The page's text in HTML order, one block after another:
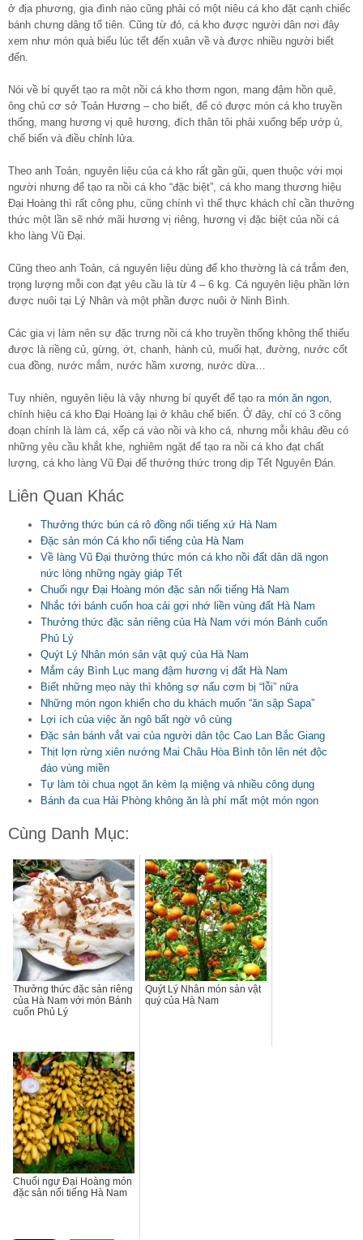
ở địa phương, gia đình nào cũng phải có một niêu cá kho đặt cạnh chiếc
bánh chưng dâng tổ tiên. Cũng từ đó, cá kho được người dân nơi đây
xem như món quà biếu lúc tết đến xuân về và được nhiều người biết
đến.
Nói về bí quyết tạo ra một nồi cá kho thơm ngon, mang đậm hồn quê,
ông chủ cơ sở Toản Hương – cho biết, để có được món cá kho truyền
thống, mang hương vị quê hương, đích thân tôi phải xuống bếp ướp ủ,
chế biến và điều chỉnh lửa.
Theo anh Toản, nguyên liệu của cá kho rất gần gũi, quen thuộc với mọi
người nhưng để tạo ra nồi cá kho “đặc biệt”, cá kho mang thương hiệu
Đại Hoàng thì rất công phu, cũng chính vì thế thực khách chỉ cần thưởng
thức một lần sẽ nhớ mãi hương vị riêng, hương vị đặc biệt của nồi cá
kho làng Vũ Đại.
Cũng theo anh Toản, cá nguyên liệu dùng để kho thường là cá trắm đen,
trọng lượng mỗi con đạt yêu cầu là từ 4 – 6 kg. Cá nguyên liệu phần lớn
được nuôi tại Lý Nhân và một phần được nuôi ở Ninh Bình.
Các gia vị làm nên sự đặc trưng nồi cá kho truyền thống không thể thiếu
được là riềng củ, gừng, ớt, chanh, hành củ, muối hạt, đường, nước cốt
cua đồng, nước mắm, nước hầm xương, nước dừa…
Tuy nhiên, nguyên liệu là vậy nhưng bí quyết để tạo ra món ăn ngon,
chính hiệu cá kho Đại Hoàng lại ở khâu chế biến. Ở đây, chỉ có 3 công
đoạn chính là làm cá, xếp cá vào nồi và kho cá, nhưng mỗi khâu đều có
những yêu cầu khắt khe, nghiêm ngặt để tạo ra nồi cá kho đạt chất
lượng, cá kho làng Vũ Đại để thưởng thức trong dịp Tết Nguyên Đán.
Liên Quan Khác
Thưởng thức bún cá rô đồng nổi tiếng xứ Hà Nam
Đặc sản món Cá kho nổi tiếng của Hà Nam
Về làng Vũ Đại thưởng thức món cá kho nồi đất dân dã ngon
nức lòng những ngày giáp Tết
Chuối ngự Đại Hoàng món đặc sản nổi tiếng Hà Nam
Nhắc tới bánh cuốn hoa cải gợi nhớ liền vùng đất Hà Nam
Thưởng thức đặc sản riêng của Hà Nam với món Bánh cuốn
Phủ Lý
Quýt Lý Nhân món sản vật quý của Hà Nam
Mắm cáy Bình Lục mang đậm hương vị đất Hà Nam
Biết những mẹo này thì không sợ nấu cơm bị “lỗi” nữa
Những món ngon khiến cho du khách muốn “ăn sập Sapa”
Lợi ích của việc ăn ngô bất ngờ vô cùng
Đặc sản bánh vắt vai của người dân tộc Cao Lan Bắc Giang
Thịt lợn rừng xiên nướng Mai Châu Hòa Bình tôn lên nét độc
đáo vùng miền
Tự làm tỏi chua ngọt ăn kèm lạ miệng và nhiều công dụng
Bánh đa cua Hải Phòng không ăn là phí mất một món ngon
Cùng Danh Mục:
Thưởng thức đặc sản riêng
của Hà Nam với món Bánh
cuốn Phủ Lý
Quýt Lý Nhân món sản vật
quý của Hà Nam
Chuối ngự Đại Hoàng món
đặc sản nổi tiếng Hà Nam